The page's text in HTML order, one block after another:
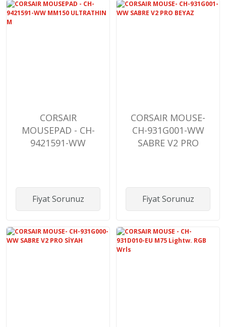
CORSAIR
MOUSEPAD - CH-
9421591-WW
Fiyat Sorunuz
CORSAIR MOUSE-
CH-931G001-WW
SABRE V2 PRO
Fiyat Sorunuz